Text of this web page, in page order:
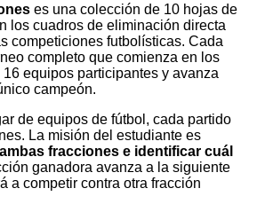
es una colección de 10 hojas de
los cuadros de eliminación directa
competiciones futbolísticas. Cada
completo que comienza en los
equipos participantes y avanza
campeón.
de equipos de fútbol, cada partido
La misión del estudiante es
fracciones e identificar cuál
ganadora avanza a la siguiente
a competir contra otra fracción